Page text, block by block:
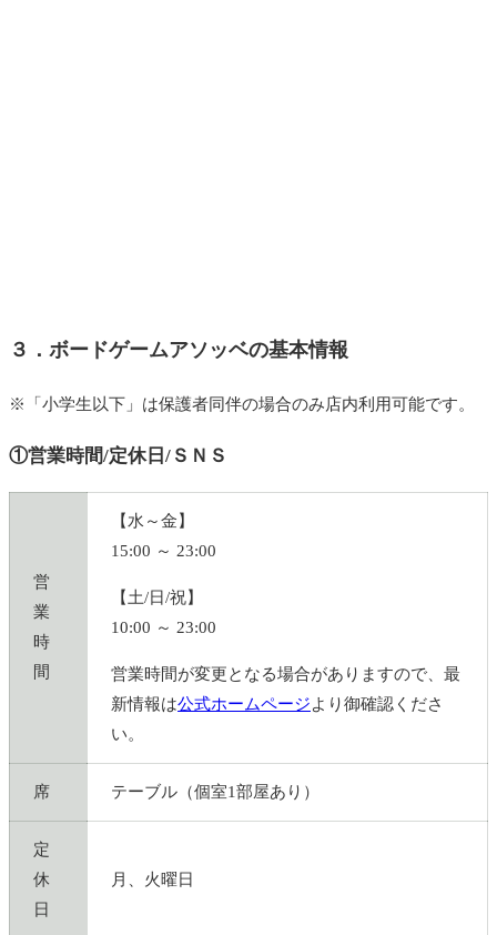
３．ボードゲームアソッベの基本情報
※「小学生以下」は保護者同伴の場合のみ店内利用可能です。
①営業時間/定休日/ＳＮＳ
営
業
時
間
【水～金】
15:00 ～ 23:00
【土/日/祝】
10:00 ～ 23:00
営業時間が変更となる場合がありますので、最
新情報は公式ホームページより御確認くださ
い。
席 テーブル（個室1部屋あり）
定
休
日
月、火曜日